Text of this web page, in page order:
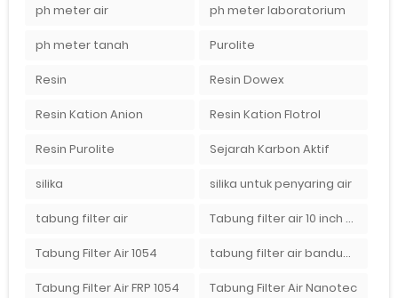
ph meter air ph meter laboratorium
ph meter tanah Purolite
Resin Resin Dowex
Resin Kation Anion Resin Kation Flotrol
Resin Purolite Sejarah Karbon Aktif
silika silika untuk penyaring air
tabung filter air Tabung filter air 10 inch Agen tabung filter nanotec di bandung"
Tabung Filter Air 1054 tabung filter air bandung
Tabung Filter Air FRP 1054 Tabung Filter Air Nanotec